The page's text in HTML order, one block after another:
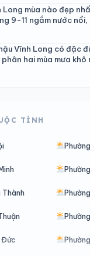
Long mùa nào đẹp
9-11 ngắm nước
Vĩnh Long có đặc
phân hai mùa mưa khô
TỈNH
Thành
Đức